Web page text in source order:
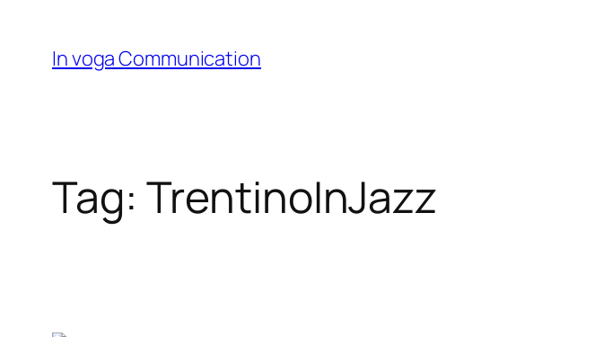
content
In voga Communication
Tag: TrentinoInJazz